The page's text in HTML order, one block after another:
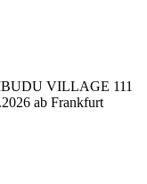
VILLAGE 111
ab Frankfurt